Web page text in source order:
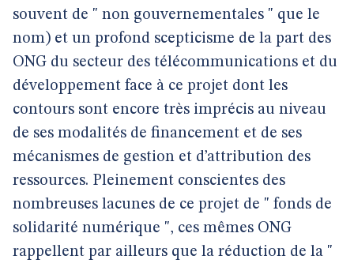
souvent de " non gouvernementales " que le
nom) et un profond scepticisme de la part des
ONG du secteur des télécommunications et du
développement face à ce projet dont les
contours sont encore très imprécis au niveau
de ses modalités de financement et de ses
mécanismes de gestion et d’attribution des
ressources. Pleinement conscientes des
nombreuses lacunes de ce projet de " fonds de
solidarité numérique ", ces mêmes ONG
rappellent par ailleurs que la réduction de la "